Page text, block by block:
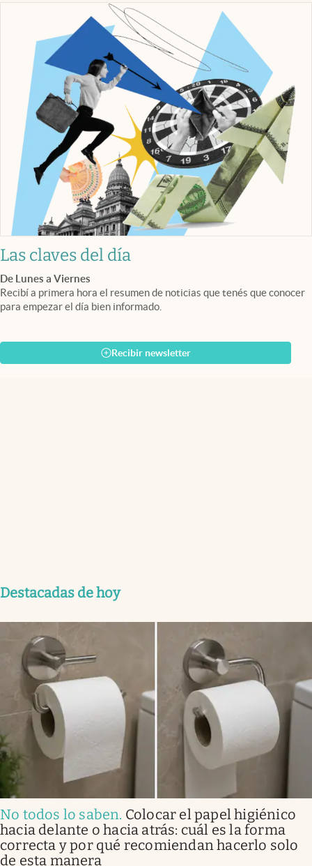
Las claves del día
De Lunes a Viernes
Recibí a primera hora el resumen de noticias que tenés que conocer
para empezar el día bien informado.
Recibir newsletter
Destacadas de hoy
No todos lo saben. Colocar el papel higiénico
hacia delante o hacia atrás: cuál es la forma
correcta y por qué recomiendan hacerlo solo
de esta manera